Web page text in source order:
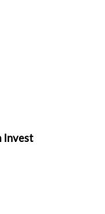
Invest